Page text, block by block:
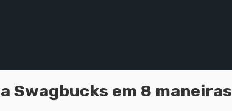
Swagbucks em 8 maneiras